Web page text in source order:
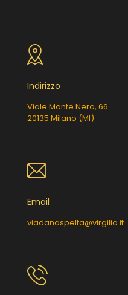
Indirizzo
Viale Monte Nero, 66
20135 Milano (MI)
Email
viadanaspelta@virgilio.it